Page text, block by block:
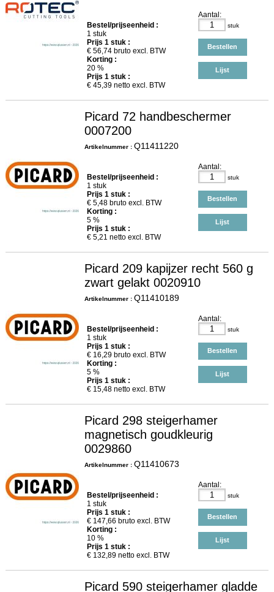
Bestel/prijseenheid :
1 stuk
Prijs 1stuk :
€ 56,74bruto excl. BTW
Korting :
20 %
Prijs 1stuk :
€ 45,39netto excl. BTW
Aantal:
stuk
Bestellen
Lijst
Picard 72 handbeschermer
0007200
Artikelnummer : Q11411220
Bestel/prijseenheid :
1 stuk
Prijs 1stuk :
€ 5,48bruto excl. BTW
Korting :
5 %
Prijs 1stuk :
€ 5,21 netto excl. BTW
Aantal:
stuk
Bestellen
Lijst
Picard 209 kapijzer recht 560 g
zwart gelakt 0020910
Artikelnummer : Q11410189
Bestel/prijseenheid :
1 stuk
Prijs 1stuk :
€ 16,29bruto excl. BTW
Korting :
5 %
Prijs 1stuk :
€ 15,48netto excl. BTW
Aantal:
stuk
Bestellen
Lijst
Picard 298 steigerhamer
magnetisch goudkleurig
0029860
Artikelnummer : Q11410673
Bestel/prijseenheid :
1 stuk
Prijs 1stuk :
€ 147,66 bruto excl. BTW
Korting :
10 %
Prijs 1stuk :
€ 132,89netto excl. BTW
Aantal:
stuk
Bestellen
Lijst
Picard 590 steigerhamer gladde